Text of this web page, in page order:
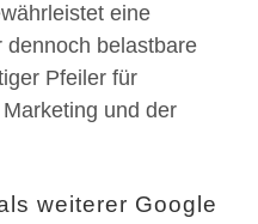
eine
dennoch belastbare
Pfeiler für
und der
weiterer Google